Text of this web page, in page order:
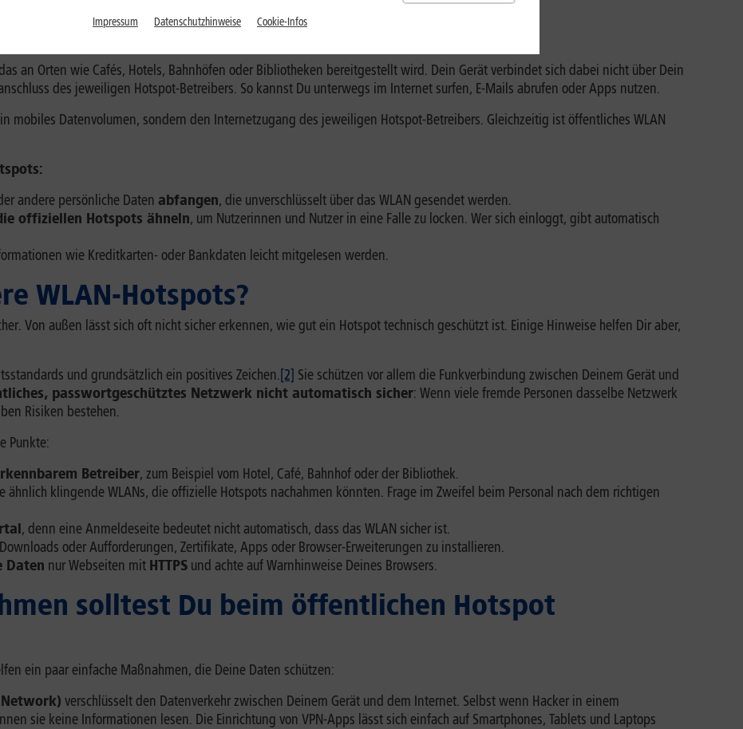
und welche Risiken bestehen?
an Orten wie Cafés, Hotels, Bahnhöfen oder Bibliotheken bereitgestellt wird. Dein Gerät verbindet sich dabei nicht über Dein
des jeweiligen Hotspot-Betreibers. So kannst Du unterwegs im Internet surfen, E-Mails abrufen oder Apps nutzen.
mobiles Datenvolumen, sondern den Internetzugang des jeweiligen Hotspot-Betreibers. Gleichzeitig ist öffentliches WLAN
andere persönliche Daten abfangen, die unverschlüsselt über das WLAN gesendet werden.
offiziellen Hotspots ähneln, um Nutzerinnen und Nutzer in eine Falle zu locken. Wer sich einloggt, gibt automatisch
wie Kreditkarten- oder Bankdaten leicht mitgelesen werden.
WLAN-Hotspots?
Von außen lässt sich oft nicht sicher erkennen, wie gut ein Hotspot technisch geschützt ist. Einige Hinweise helfen Dir aber,
und grundsätzlich ein positives Zeichen.[2] Sie schützen vor allem die Funkverbindung zwischen Deinem Gerät und
passwortgeschütztes Netzwerk nicht automatisch sicher: Wenn viele fremde Personen dasselbe Netzwerk
Risiken bestehen.
Punkte:
Betreiber, zum Beispiel vom Hotel, Café, Bahnhof oder der Bibliothek.
ähnlich klingende WLANs, die offizielle Hotspots nachahmen könnten. Frage im Zweifel beim Personal nach dem richtigen
, denn eine Anmeldeseite bedeutet nicht automatisch, dass das WLAN sicher ist.
oder Aufforderungen, Zertifikate, Apps oder Browser-Erweiterungen zu installieren.
Daten nur Webseiten mit HTTPS und achte auf Warnhinweise Deines Browsers.
solltest Du beim öffentlichen Hotspot
ein paar einfache Maßnahmen, die Deine Daten schützen:
verschlüsselt den Datenverkehr zwischen Deinem Gerät und dem Internet. Selbst wenn Hacker in einem
sie keine Informationen lesen. Die Einrichtung von VPN-Apps lässt sich einfach auf Smartphones, Tablets und Laptops
Impressum Datenschutzhinweise Cookie-Infos